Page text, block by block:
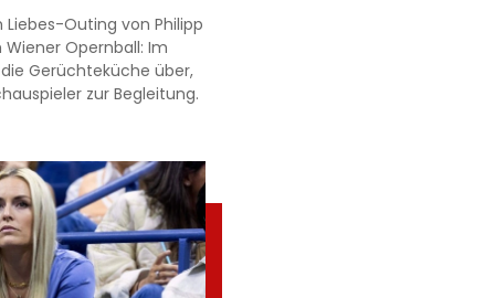
Outing von Philipp
Opernball: Im
Gerüchteküche über,
zur Begleitung.